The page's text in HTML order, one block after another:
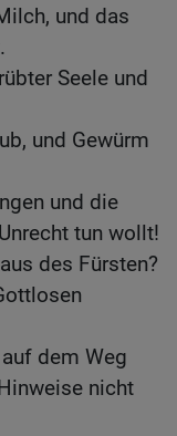
und das
Seele und
und Gewürm
und die
tun wollt!
des Fürsten?
dem Weg
nicht